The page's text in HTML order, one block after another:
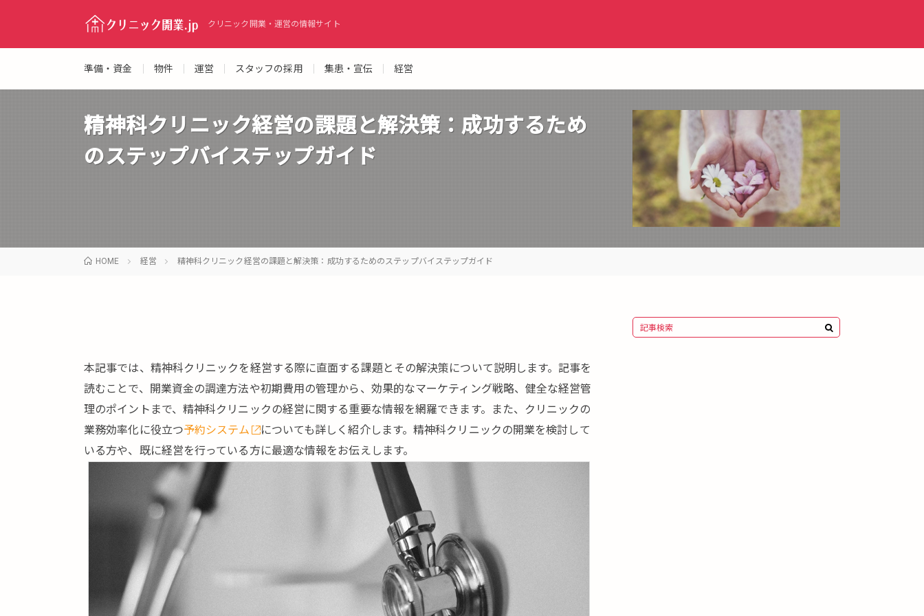
クリニック開業・運営の情報サイト
準備・資金 物件 運営 スタッフの採用 集患・宣伝 経営
精神科クリニック経営の課題と解決策：成功するため
のステップバイステップガイド
HOME 経営 精神科クリニック経営の課題と解決策：成功するためのステップバイステップガイド
本記事では、精神科クリニックを経営する際に直面する課題とその解決策について説明します。記事を
読むことで、開業資金の調達方法や初期費用の管理から、効果的なマーケティング戦略、健全な経営管
理のポイントまで、精神科クリニックの経営に関する重要な情報を網羅できます。また、クリニックの
業務効率化に役立つ予約システム
についても詳しく紹介します。精神科クリニックの開業を検討して
いる方や、既に経営を行っている方に最適な情報をお伝えします。